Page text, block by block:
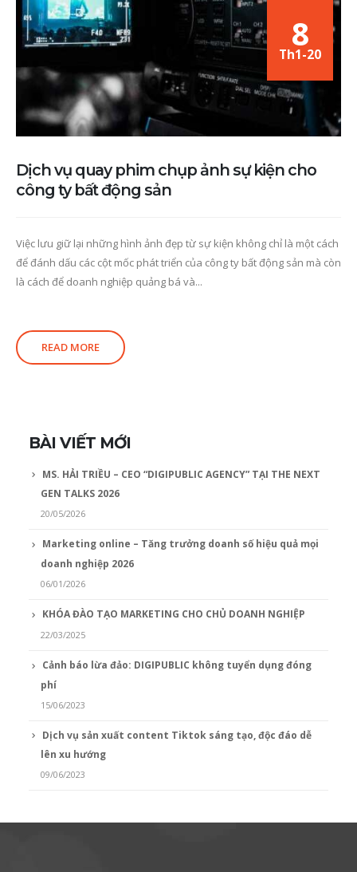
8
Th1-20
Dịch vụ quay phim chụp ảnh sự kiện cho
công ty bất động sản
Việc lưu giữ lại những hình ảnh đẹp từ sự kiện không chỉ là một cách
để đánh dấu các cột mốc phát triển của công ty bất động sản mà còn
là cách để doanh nghiệp quảng bá và...
READ MORE
BÀI VIẾT MỚI
MS. HẢI TRIỀU – CEO “DIGIPUBLIC AGENCY” TẠI THE NEXT
GEN TALKS 2026
20/05/2026
Marketing online – Tăng trưởng doanh số hiệu quả mọi
doanh nghiệp 2026
06/01/2026
KHÓA ĐÀO TẠO MARKETING CHO CHỦ DOANH NGHIỆP
22/03/2025
Cảnh báo lừa đảo: DIGIPUBLIC không tuyển dụng đóng
phí
15/06/2023
Dịch vụ sản xuất content Tiktok sáng tạo, độc đáo dễ
lên xu hướng
09/06/2023